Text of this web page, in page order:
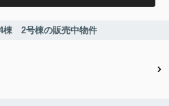
2号棟の販売中物件